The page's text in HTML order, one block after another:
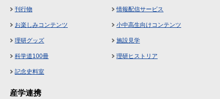
刊行物 情報配信サービス
お楽しみコンテンツ 小中高生向けコンテンツ
理研グッズ 施設見学
科学道100冊 理研ヒストリア
記念史料室
産学連携